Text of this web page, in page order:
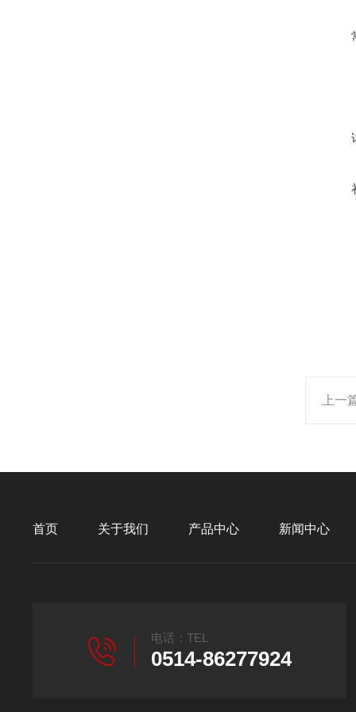
上一
首页 关于我们 产品中心 新闻中心
电话：TEL
0514-86277924